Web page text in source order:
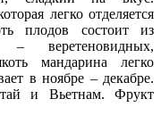
легко отделяется
плодов состоит из
веретеновидных,
мандарина легко
в ноябре – декабре.
и Вьетнам. Фрукт